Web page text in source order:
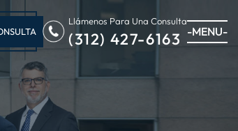
Llámenos Para Una Consulta
(312) 427-6163 -MENU-